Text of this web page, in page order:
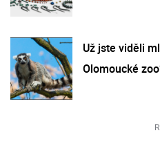
Už jste viděli
Olomoucké